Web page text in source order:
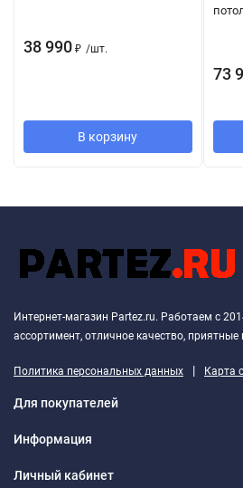
38 990 ₽ /шт.
В корзину
73
Интернет-магазин Partez.ru. Работаем с
ассортимент, отличное качество, приятные
Политика персональных данных | Карта
Для покупателей
Информация
Личный кабинет